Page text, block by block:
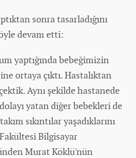
sonra tasarladığını
devam etti:
yaptığında bebeğimizin
ortaya çıktı. Hastalıktan
çektik. Aynı şekilde hastanede
yatan diğer bebekleri de
sıkıntılar yaşadıklarını
Bilgisayar
Murat Köklü'nün